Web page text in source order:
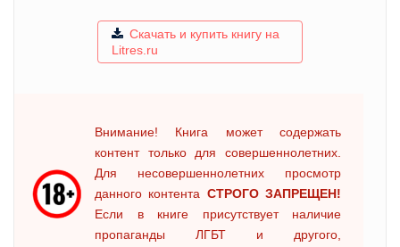
Скачать и купить книгу на
Litres.ru
Внимание! Книга может содержать
контент только для совершеннолетних.
Для несовершеннолетних просмотр
данного контента СТРОГО ЗАПРЕЩЕН!
Если в книге присутствует наличие
пропаганды ЛГБТ и другого,